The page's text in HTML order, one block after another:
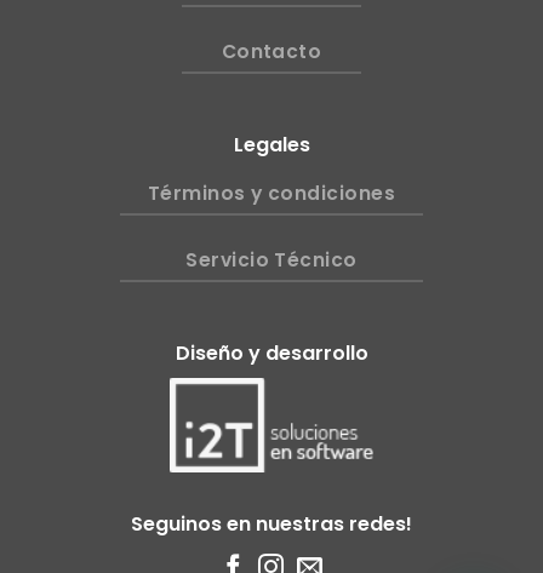
Contacto
Legales
Términos y condiciones
Servicio Técnico
Diseño y desarrollo
Seguinos en nuestras redes!